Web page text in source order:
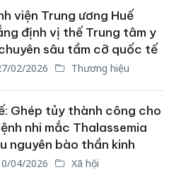
viện Trung ương Huế
định vị thế Trung tâm y
sâu tầm cỡ quốc tế
02/2026 Thương hiệu
Ghép tủy thành công cho
nhi mắc Thalassemia
nguyên bào thần kinh
04/2026 Xã hội